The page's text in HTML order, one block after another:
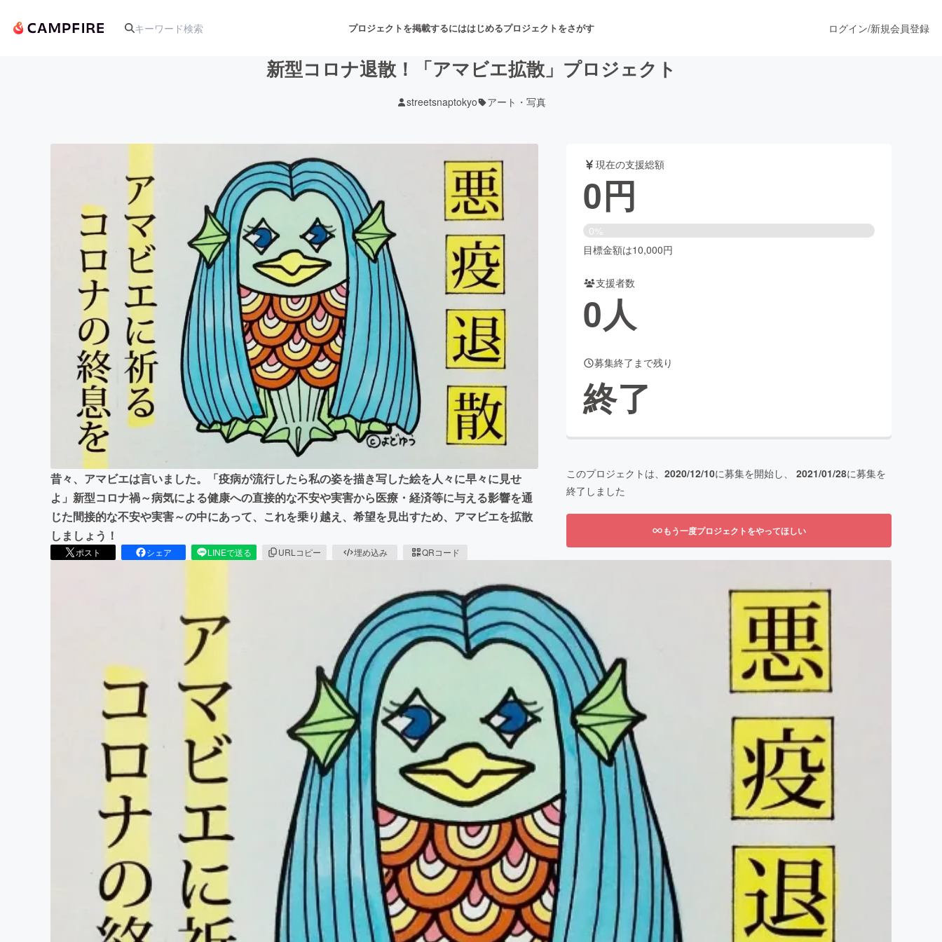
プロジェクトを掲載するにははじめるプロジェクトをさがす
アート・写真 音楽 舞台・パフォーマンス
テクノロジー・ガジェット ゲーム・サービス開発
映像・映画 書籍・雑誌出版
ビジネス・起業 チャレンジ ビューティー・ヘルスケア
まちづくり・地域活性化
CAMPFIRE for Social GoodCAMPFIRE Creation
CAMPFIREふるさと納税machi-ya
ログイン/新規会員登録
新型コロナ退散！「アマビエ拡散」プロジェクト
streetsnaptokyo アート・写真
昔々、アマビエは言いました。「疫病が流行したら私の姿を描き写した絵を人々に早々に見せ
よ」新型コロナ禍～病気による健康への直接的な不安や実害から医療・経済等に与える影響を通
じた間接的な不安や実害～の中にあって、これを乗り越え、希望を見出すため、アマビエを拡散
しましょう！
ポスト シェア LINEで送る URLコピー 埋め込み QRコード
現在の支援総額
0円
0%
目標金額は10,000円
支援者数
0人
募集終了まで残り
終了
このプロジェクトは、 2020/12/10に募集を開始し、 2021/01/28に募集を
終了しました
もう一度プロジェクトをやってほしい